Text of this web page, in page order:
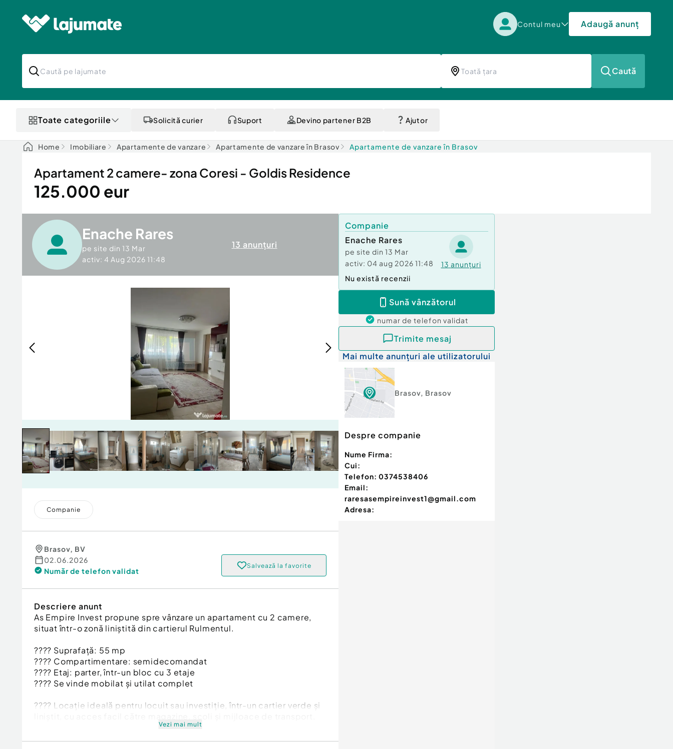
Contul meu Adaugă anunț
Caută
Toate categoriile Solicită curier Suport Devino partener B2B Ajutor
Home Imobiliare Apartamente de vanzare Apartamente de vanzare în Brasov Apartamente de vanzare în Brasov
Apartament 2 camere- zona Coresi - Goldis Residence
125.000 eur
Enache Rares
pe site din 13 Mar
activ: 4 Aug 2026 11:48
13 anunțuri
Companie
Brasov, BV
02.06.2026
Număr de telefon validat
Salvează la favorite
Descriere anunt
As Empire Invest propune spre vânzare un apartament cu 2 camere,
situat într-o zonă liniștită din cartierul Rulmentul.
???? Suprafață: 55 mp
???? Compartimentare: semidecomandat
???? Etaj: parter, într-un bloc cu 3 etaje
???? Se vinde mobilat și utilat complet
???? Locație ideală pentru locuit sau investiție, într-un cartier verde și
Vezi mai mult
Companie
Enache Rares
pe site din 13 Mar
activ: 04 aug 2026 11:48 13 anunțuri
Nu există recenzii
Sună vânzătorul
numar de telefon validat
Trimite mesaj
Mai multe anunțuri ale utilizatorului
Brasov, Brasov
Despre companie
Nume Firma:
Cui:
Telefon: 0374538406
Email:
raresasempireinvest1@gmail.com
Adresa: